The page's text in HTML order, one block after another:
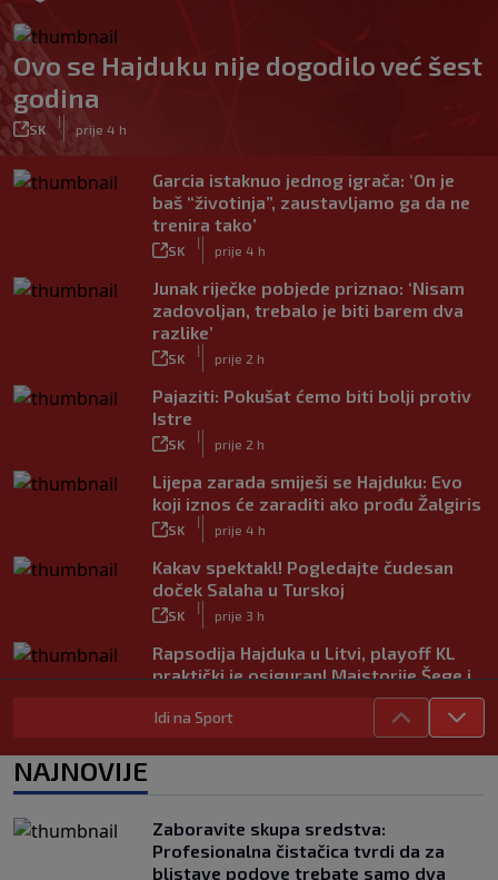
Ovo se Hajduku nije dogodilo već šest
godina
SK
|
prije 4 h
Garcia istaknuo jednog igrača: ‘On je
baš “životinja”, zaustavljamo ga da ne
trenira tako’
SK
|
prije 4 h
Junak riječke pobjede priznao: ‘Nisam
zadovoljan, trebalo je biti barem dva
razlike’
SK
|
prije 2 h
Pajaziti: Pokušat ćemo biti bolji protiv
Istre
SK
|
prije 2 h
Lijepa zarada smiješi se Hajduku: Evo
koji iznos će zaraditi ako prođu Žalgiris
SK
|
prije 4 h
Kakav spektakl! Pogledajte čudesan
doček Salaha u Turskoj
SK
|
prije 3 h
Rapsodija Hajduka u Litvi, playoff KL
praktički je osiguran! Majstorije Šege i
SK
|
prije 8 h
Neočekivani problemi za Dinamo:
Rijeka u Finsku nosi minimalnu
prednost, bivši vratar Dinama spriječio
Idi na Sport
NAJNOVIJE
Zaboravite skupa sredstva:
Profesionalna čistačica tvrdi da za
blistave podove trebate samo dva